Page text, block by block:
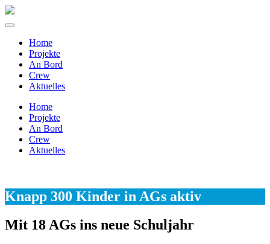
Home
Projekte
An Bord
Crew
Aktuelles
Home
Projekte
An Bord
Crew
Aktuelles
Knapp 300 Kinder in AGs aktiv
Mit 18 AGs ins neue Schuljahr